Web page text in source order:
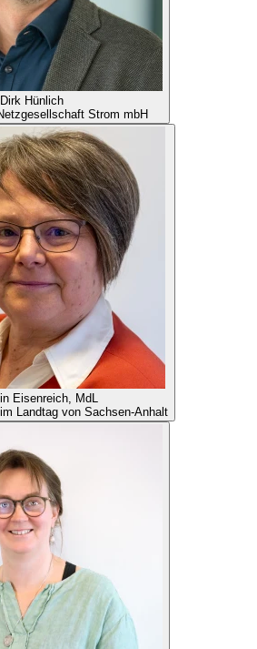
Dirk Hünlich
Strom mbH
Eisenreich, MdL
Landtag von Sachsen-Anhalt